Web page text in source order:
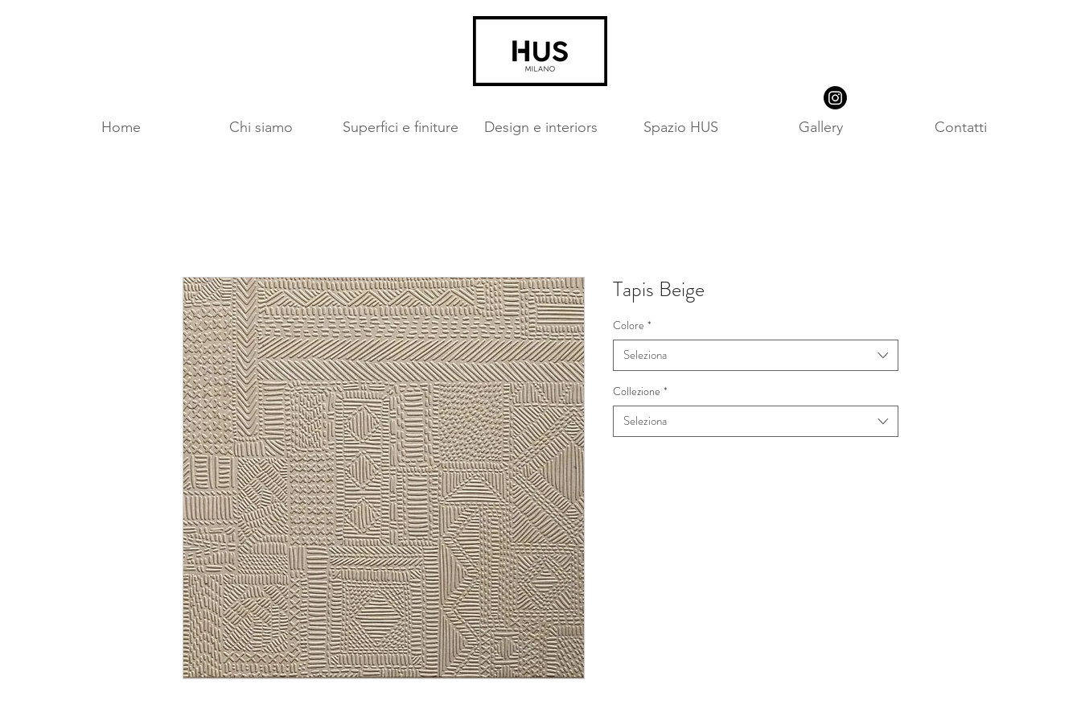
Home Chi siamo Superfici e finiture Design e interiors Spazio HUS Gallery Contatti
Tapis Beige
Colore *
Seleziona
Collezione *
Seleziona